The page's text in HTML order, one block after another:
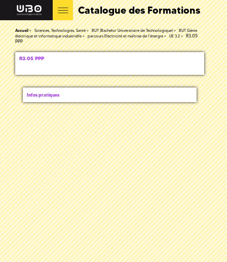
Catalogue des Formations
Accueil Sciences, Technologies, Santé BUT (Bachelor Universitaire de Technologique)
BUT Génie
électrique et informatique industrielle
parcours Electricité et maîtrise de l'énergie UE 3.2
R3.05
PPP
R3.05 PPP
Infos pratiques